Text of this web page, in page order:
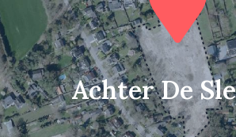
Achter De